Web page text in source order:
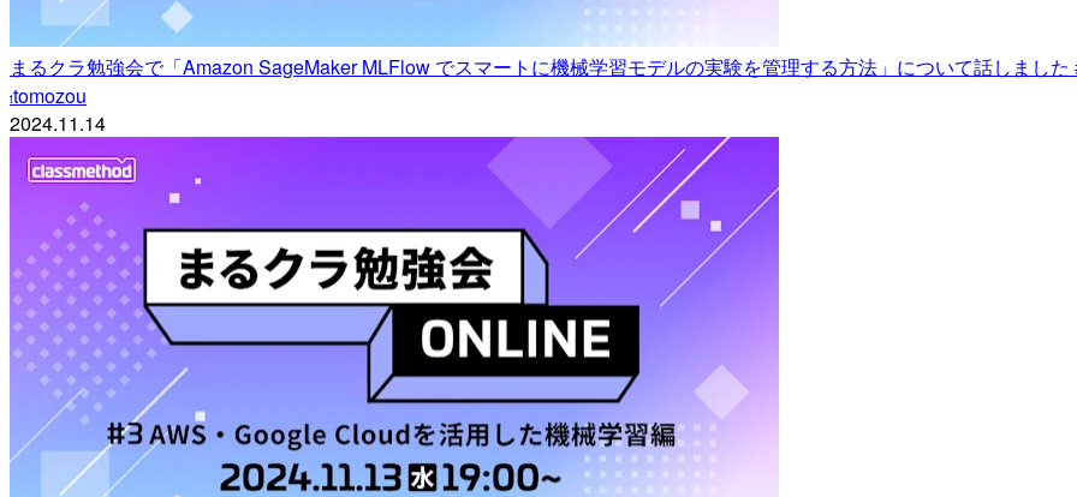
まるクラ勉強会で「Amazon SageMaker MLFlow でスマートに機械学習モデルの実験を管理する方法」について話しました
ttomozou
2024.11.14